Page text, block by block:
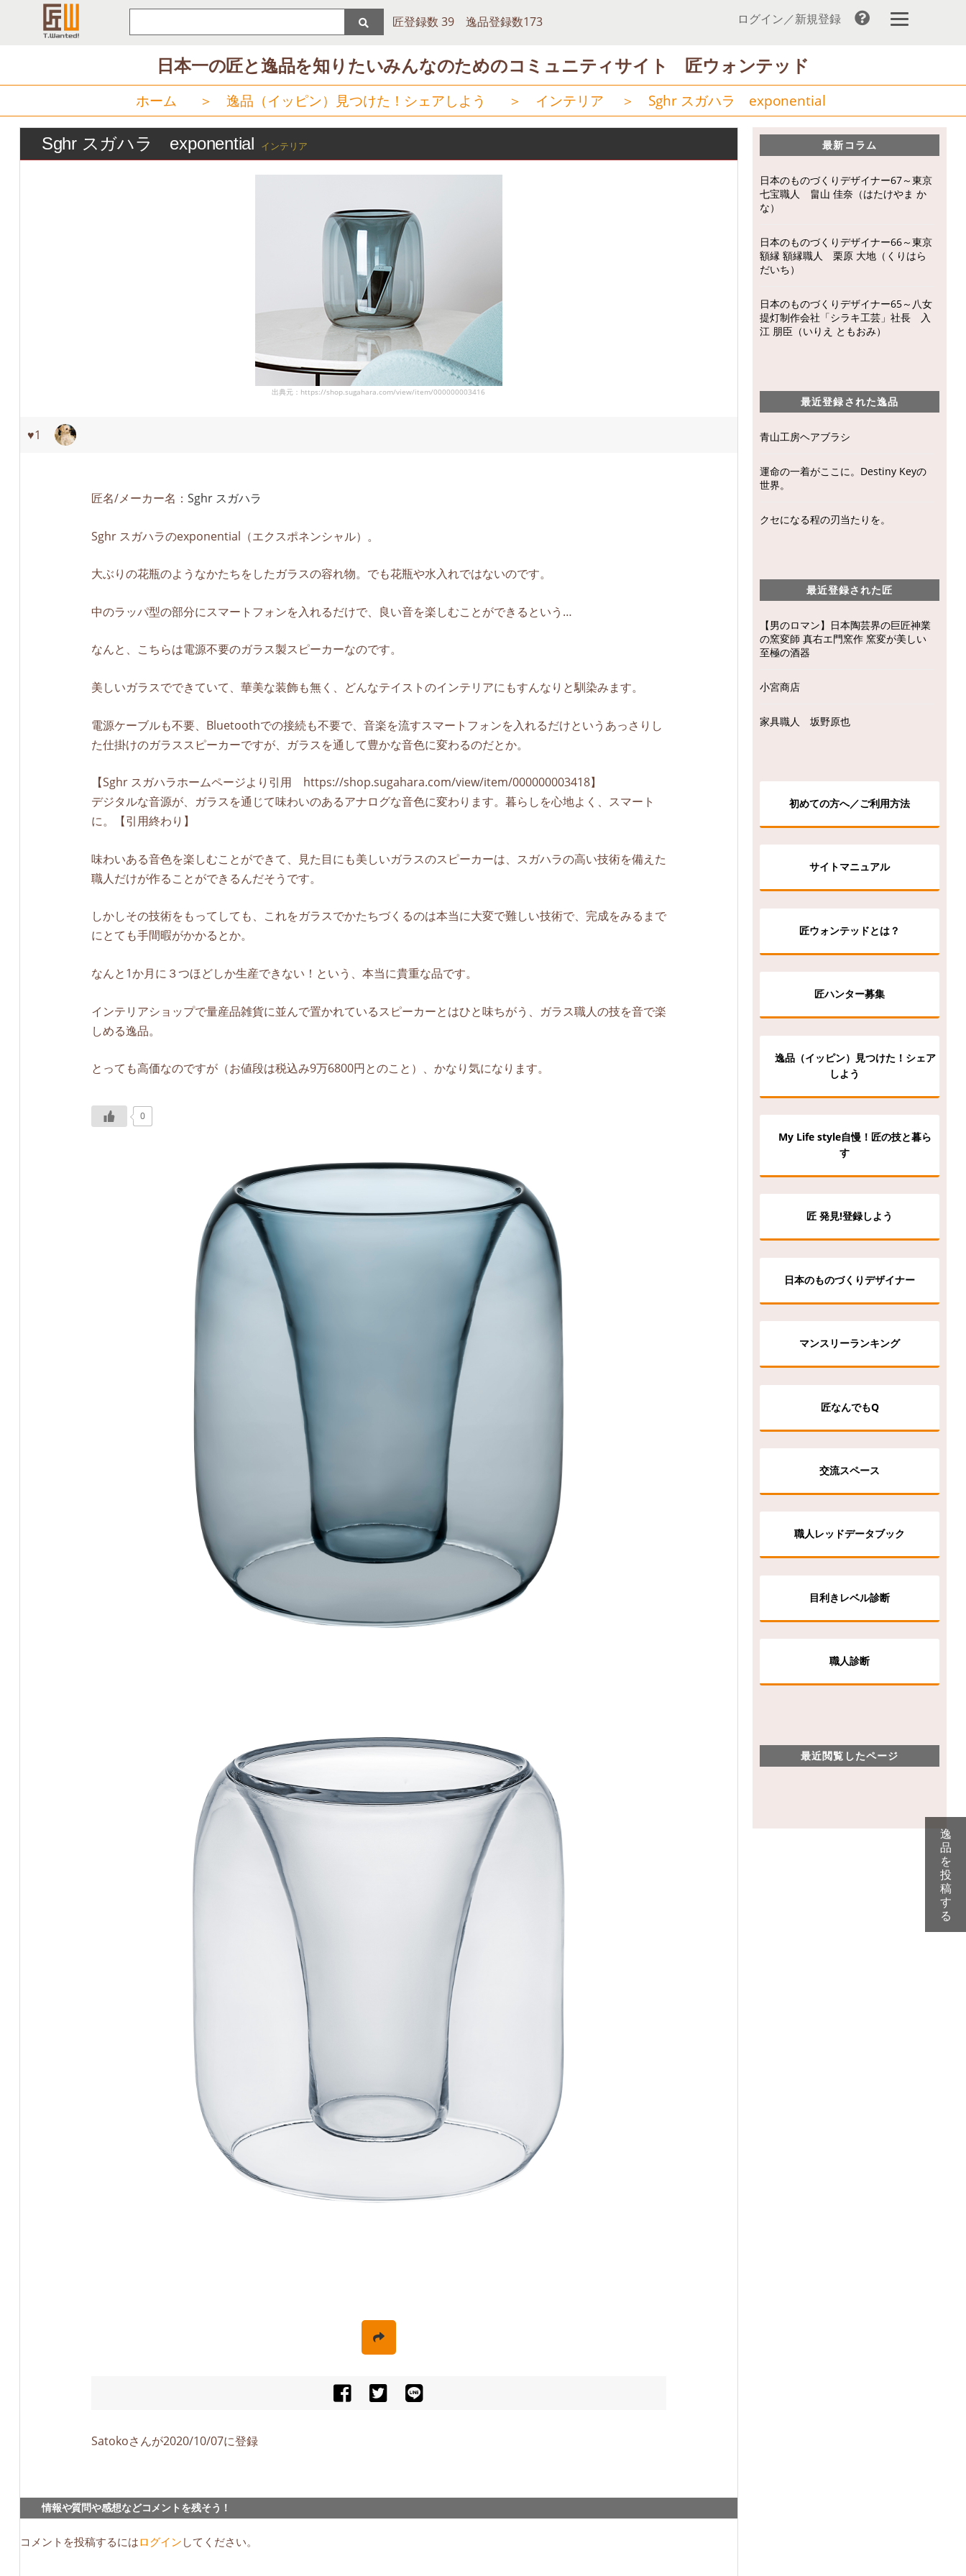
ツ
匠登録数 39 逸品登録数173 ログイン／新規登録
日本一の匠と逸品を知りたいみんなのためのコミュニティサイト 匠ウォンテッド
ホーム
＞ 逸品（イッピン）見つけた！シェアしよう ＞ インテリア ＞ Sghr スガハラ exponential
Sghr スガハラ exponential インテリア
出典元：https://shop.sugahara.com/view/item/000000003416
♥1
匠名/メーカー名： Sghr スガハラ
Sghr スガハラのexponential（エクスポネンシャル）。
大ぶりの花瓶のようなかたちをしたガラスの容れ物。でも花瓶や水入れではないのです。
中のラッパ型の部分にスマートフォンを入れるだけで、良い音を楽しむことができるという…
なんと、こちらは電源不要のガラス製スピーカーなのです。
美しいガラスでできていて、華美な装飾も無く、どんなテイストのインテリアにもすんなりと馴染みます。
電源ケーブルも不要、Bluetoothでの接続も不要で、音楽を流すスマートフォンを入れるだけというあっさりし
た仕掛けのガラススピーカーですが、ガラスを通して豊かな音色に変わるのだとか。
【Sghr スガハラホームページより引用 https://shop.sugahara.com/view/item/000000003418】
デジタルな音源が、ガラスを通じて味わいのあるアナログな音色に変わります。暮らしを心地よく、スマート
に。【引用終わり】
味わいある音色を楽しむことができて、見た目にも美しいガラスのスピーカーは、スガハラの高い技術を備えた
職人だけが作ることができるんだそうです。
しかしその技術をもってしても、これをガラスでかたちづくるのは本当に大変で難しい技術で、完成をみるまで
にとても手間暇がかかるとか。
なんと1か月に３つほどしか生産できない！という、本当に貴重な品です。
インテリアショップで量産品雑貨に並んで置かれているスピーカーとはひと味ちがう、ガラス職人の技を音で楽
しめる逸品。
とっても高価なのですが（お値段は税込み9万6800円とのこと）、かなり気になります。
0
Satokoさんが2020/10/07に登録
情報や質問や感想などコメントを残そう！
コメントを投稿するにはログイン してください。
最新コラム
日本のものづくりデザイナー67～東京
七宝職人 畠山 佳奈（はたけやま か
な）
日本のものづくりデザイナー66～東京
額縁 額縁職人 栗原 大地（くりはら
だいち）
日本のものづくりデザイナー65～八女
提灯制作会社「シラキ工芸」社長 入
江 朋臣（いりえ ともおみ）
最近登録された逸品
青山工房ヘアブラシ
運命の一着がここに。Destiny Keyの
世界。
クセになる程の刃当たりを。
最近登録された匠
【男のロマン】日本陶芸界の巨匠神業
の窯変師 真右エ門窯作 窯変が美しい
至極の酒器
小宮商店
家具職人 坂野原也
初めての方へ／ご利用方法
サイトマニュアル
匠ウォンテッドとは？
匠ハンター募集
逸品（イッピン）見つけた！シェア
しよう
My Life style自慢！匠の技と暮ら
す
匠 発見!登録しよう
日本のものづくりデザイナー
マンスリーランキング
匠なんでもQ
交流スペース
職人レッドデータブック
目利きレベル診断
職人診断
最近閲覧したページ
逸
品
を
投
稿
す
る